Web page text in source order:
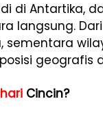
di Antartika,
langsung.
sementara
geografis
Cincin?